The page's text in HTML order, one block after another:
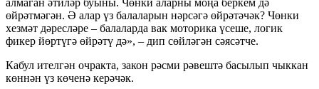
өйрәтмәгән. Ә алар үз балаларын нәрсәгә өйрәтәчәк? Чөнки
хезмәт дәресләре – балаларда вак моторика үсеше, логик
фикер йөртүгә өйрәтү дә», – дип сөйләгән сәясәтче.
Кабул ителгән очракта, закон рәсми рәвештә басылып чыккан
көннән үз көченә керәчәк.